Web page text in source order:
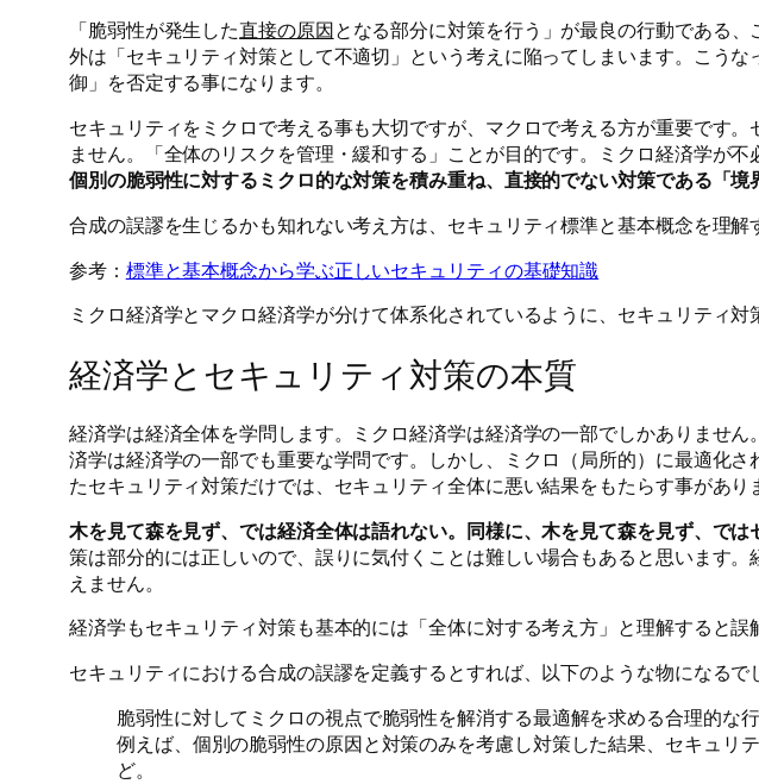
「脆弱性が発生した直接の原因となる部分に対策を行う」が最良の行動である
外は「セキュリティ対策として不適切」という考えに陥ってしまいます。こう
御」を否定する事になります。
セキュリティをミクロで考える事も大切ですが、マクロで考える方が重要です
ません。「全体のリスクを管理・緩和する」ことが目的です。ミクロ経済学が
個別の脆弱性に対するミクロ的な対策を積み重ね、直接的でない対策である「
合成の誤謬を生じるかも知れない考え方は、セキュリティ標準と基本概念を理
参考： 標準と基本概念から学ぶ正しいセキュリティの基礎知識
ミクロ経済学とマクロ経済学が分けて体系化されているように、セキュリティ
経済学とセキュリティ対策の本質
経済学は経済全体を学問します。ミクロ経済学は経済学の一部でしかありませ
済学は経済学の一部でも重要な学問です。しかし、ミクロ（局所的）に最適化
たセキュリティ対策だけでは、セキュリティ全体に悪い結果をもたらす事があり
木を見て森を見ず、では経済全体は語れない。同様に、木を見て森を見ず、で
策は部分的には正しいので、誤りに気付くことは難しい場合もあると思います
えません。
経済学もセキュリティ対策も基本的には「全体に対する考え方」と理解すると誤
セキュリティにおける合成の誤謬を定義するとすれば、以下のような物になるで
脆弱性に対してミクロの視点で脆弱性を解消する最適解を求める合理的な
例えば、個別の脆弱性の原因と対策のみを考慮し対策した結果、セキュ
ど。